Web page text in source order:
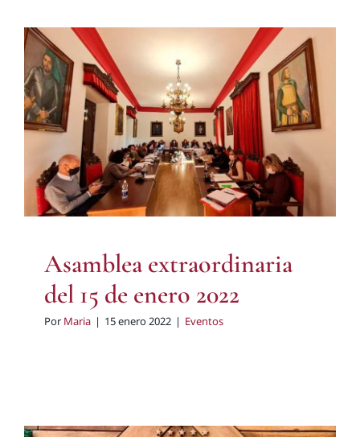
Asamblea extraordinaria del
15 de enero 2022
Eventos
Asamblea extraordinaria
del 15 de enero 2022
Por Maria | 15 enero 2022 | Eventos